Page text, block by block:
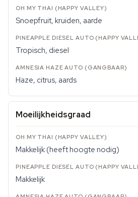
Snoepfruit, kruiden, aarde
Tropisch, diesel
Haze, citrus, aards
Moeilijkheidsgraad
Makkelijk (heeft hoogte nodig)
Makkelijk